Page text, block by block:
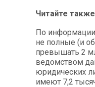
Читайте
По информации
не полные (и
превышать 2
ведомством
юридических
имеют 7,2